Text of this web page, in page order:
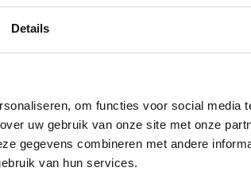
Details
om functies voor social media
uw gebruik van onze site met onze
gegevens combineren met andere
van hun services.